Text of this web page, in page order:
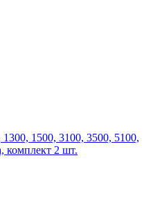
1500, 3100, 3500, 5100,
комплект 2 шт.